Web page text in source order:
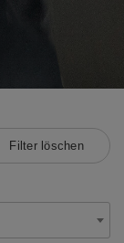
Filter löschen